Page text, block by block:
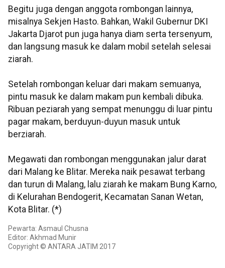
Begitu juga dengan anggota rombongan lainnya,
misalnya Sekjen Hasto. Bahkan, Wakil Gubernur DKI
Jakarta Djarot pun juga hanya diam serta tersenyum,
dan langsung masuk ke dalam mobil setelah selesai
ziarah.
Setelah rombongan keluar dari makam semuanya,
pintu masuk ke dalam makam pun kembali dibuka.
Ribuan peziarah yang sempat menunggu di luar pintu
pagar makam, berduyun-duyun masuk untuk
berziarah.
Megawati dan rombongan menggunakan jalur darat
dari Malang ke Blitar. Mereka naik pesawat terbang
dan turun di Malang, lalu ziarah ke makam Bung Karno,
di Kelurahan Bendogerit, Kecamatan Sanan Wetan,
Kota Blitar. (*)
Pewarta: Asmaul Chusna
Editor: Akhmad Munir
Copyright © ANTARA JATIM 2017